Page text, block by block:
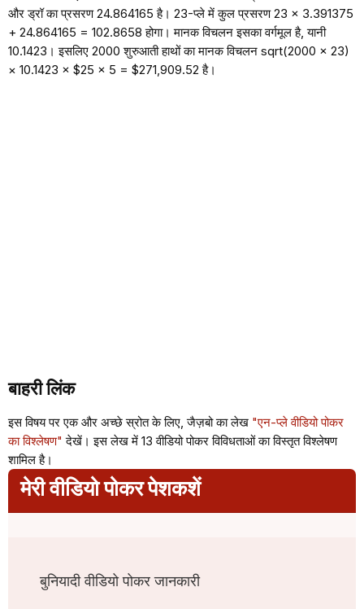
और ड्रॉ का प्रसरण 24.864165 है। 23-प्ले में कुल प्रसरण 23 × 3.391375
+ 24.864165 = 102.8658 होगा। मानक विचलन इसका वर्गमूल है, यानी
10.1423। इसलिए 2000 शुरुआती हाथों का मानक विचलन sqrt(2000 × 23)
× 10.1423 × $25 × 5 = $271,909.52 है।
बाहरी लिंक
इस विषय पर एक और अच्छे स्रोत के लिए, जैज़बो का लेख "एन-प्ले वीडियो पोकर
का विश्लेषण" देखें। इस लेख में 13 वीडियो पोकर विविधताओं का विस्तृत विश्लेषण
शामिल है।
मेरी वीडियो पोकर पेशकशें
बुनियादी वीडियो पोकर जानकारी